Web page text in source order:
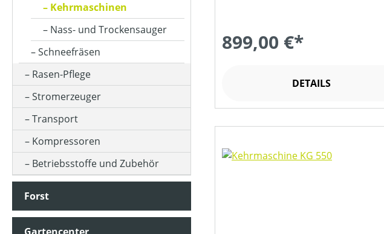
HUBRAUM (IN CM³)
KLASSIFIZIERUNG
MOTORLEISTUNG (IN UMDREHUNGEN/MIN)
MOTORLEISTUNG (IN KW)
MOTORTYP (HERSTELLERBEZEICHNUNG)
Kehrmaschinen
Nass- und Trockensauger
Schneefräsen
Rasen-Pflege
Stromerzeuger
Transport
Kompressoren
Betriebsstoffe und Zubehör
Forst
899,00 €*
DETAILS